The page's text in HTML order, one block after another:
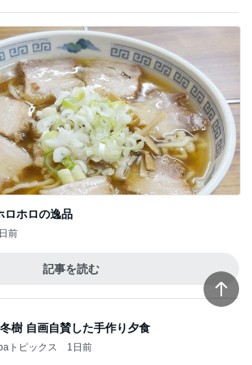
ロホロの逸品
前
記事を読む
樹 自画自賛した手作り夕食
トピックス 1日前